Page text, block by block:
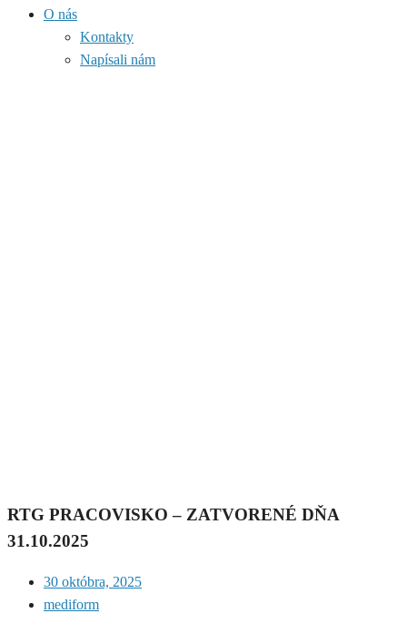
O nás
Kontakty
Napísali nám
RTG PRACOVISKO – ZATVORENÉ DŇA
31.10.2025
30 októbra, 2025
mediform